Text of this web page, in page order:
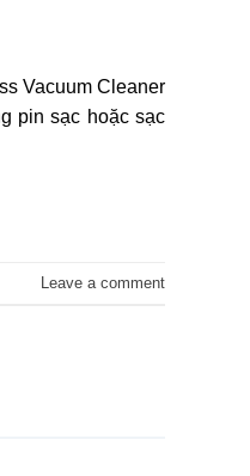
Vacuum Cleaner
pin sạc hoặc sạc
Leave a comment